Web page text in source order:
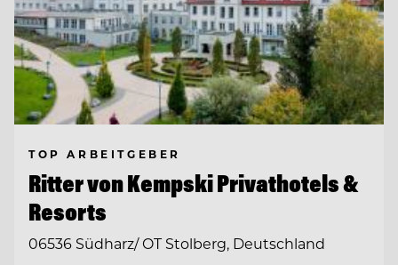
TOP ARBEITGEBER
Ritter von Kempski Privathotels &
Resorts
06536 Südharz/ OT Stolberg, Deutschland